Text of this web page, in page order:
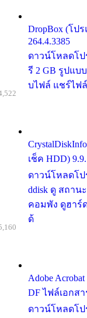
DropBox (โป
264.4.3385
ดาวน์โหลดโป
รี 2 GB รูปแบ
บไฟล์ แชร์ไฟ
เช็ค HDD)
ดาวน์โหลดโป
ddisk ดู สถาน
คอมพัง ดูฮาร์ด
ด้
Adobe
DF ไฟล์เอกสา
ดาวน์โหลดโป